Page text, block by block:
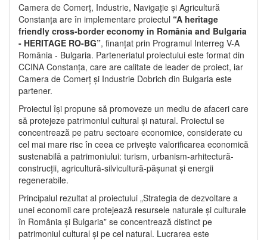
Camera de Comerț, Industrie, Navigație și Agricultură
Constanța are în implementare proiectul “A heritage
friendly cross-border economy in România and Bulgaria
- HERITAGE RO-BG”, finanțat prin Programul Interreg V-A
România - Bulgaria. Parteneriatul proiectului este format din
CCINA Constanța, care are calitate de leader de proiect, iar
Camera de Comerț și Industrie Dobrich din Bulgaria este
partener.
Proiectul își propune să promoveze un mediu de afaceri care
să protejeze patrimoniul cultural și natural. Proiectul se
concentrează pe patru sectoare economice, considerate cu
cel mai mare risc în ceea ce privește valorificarea economică
sustenabilă a patrimoniului: turism, urbanism-arhitectură-
construcții, agricultură-silvicultură-pășunat și energii
regenerabile.
Principalul rezultat al proiectului „Strategia de dezvoltare a
unei economii care protejează resursele naturale și culturale
în România și Bulgaria” se concentrează distinct pe
patrimoniul cultural și pe cel natural. Lucrarea este